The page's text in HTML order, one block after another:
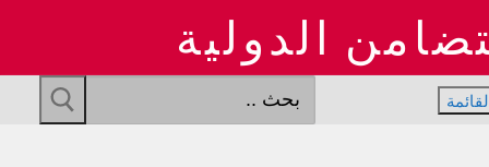
الدولية
البحث
عن: